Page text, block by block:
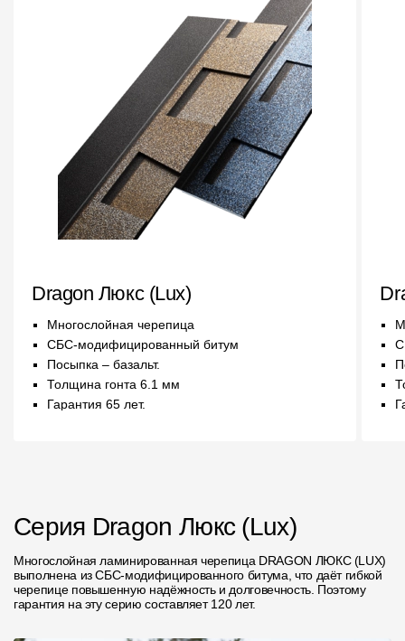
Инструкции по монтажу
Технические листы
Рекламные материалы
Сертификаты
Гарантии
Текстуры
Фото объектов
Вопрос-ответ/Faq
Статьи
Калькулятор
Цены
Dragon Люкс (Lux)
Многослойная черепица
СБС-модифицированный битум
Посыпка – базальт.
Толщина гонта 6.1 мм
Гарантия 65 лет.
Серия Dragon Люкс (Lux)
Многослойная ламинированная черепица DRAGON ЛЮКС (LUX)
выполнена из СБС-модифицированного битума, что даёт гибкой
черепице повышенную надёжность и долговечность. Поэтому
гарантия на эту серию составляет 120 лет.